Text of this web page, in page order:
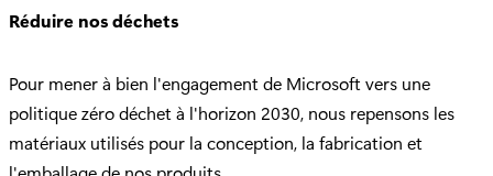
Réduire nos déchets
Pour mener à bien l'engagement de Microsoft vers une
politique zéro déchet à l'horizon 2030, nous repensons les
matériaux utilisés pour la conception, la fabrication et